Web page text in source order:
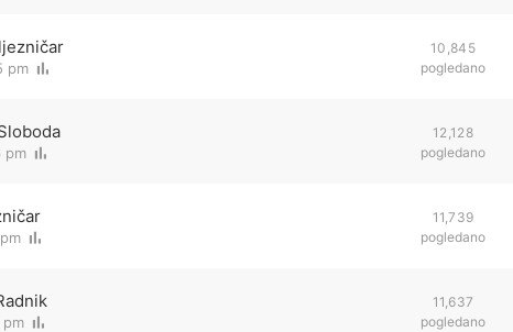
pm
10,845
pogledano
pm
12,128
pogledano
11,739
pogledano
pm
11,637
pogledano